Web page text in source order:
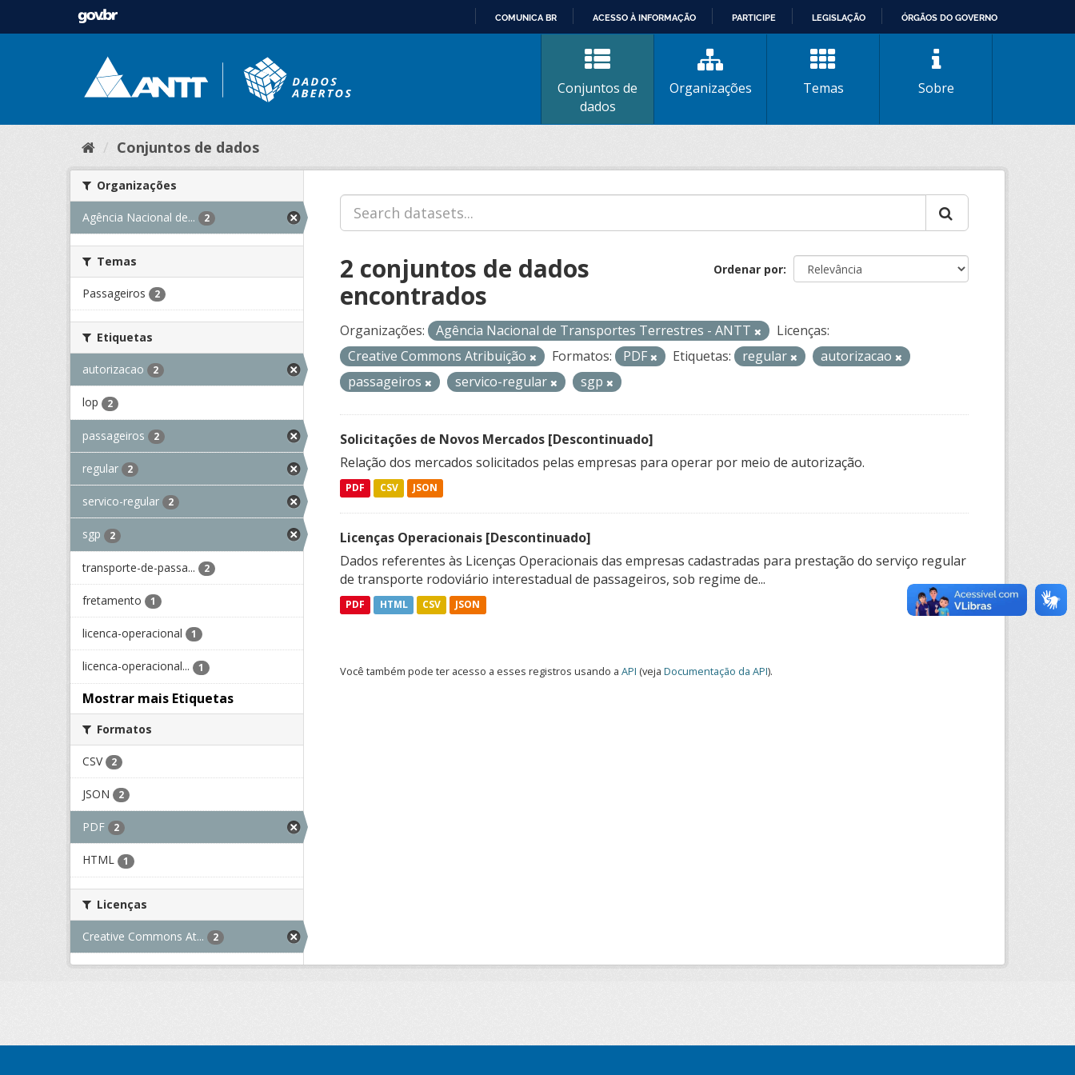
CONTEÚDO
COMUNICA BR ACESSO À INFORMAÇÃO PARTICIPE LEGISLAÇÃO ÓRGÃOS DO GOVERNO
Conjuntos de
dados
Organizações Temas Sobre
Conjuntos de dados
Organizações
Agência Nacional de... 2
Temas
Passageiros 2
Etiquetas
autorizacao 2
lop 2
passageiros 2
regular 2
servico-regular 2
sgp 2
transporte-de-passa... 2
fretamento 1
licenca-operacional 1
licenca-operacional... 1
Mostrar mais Etiquetas
Formatos
CSV 2
JSON 2
PDF 2
HTML 1
Licenças
Creative Commons At... 2
Ordenar por
2 conjuntos de dados
encontrados
Organizações: Agência Nacional de Transportes Terrestres - ANTT
Licenças:
Creative Commons Atribuição
Formatos: PDF Etiquetas: regular
autorizacao
passageiros
servico-regular sgp
Solicitações de Novos Mercados [Descontinuado]
Relação dos mercados solicitados pelas empresas para operar por meio de autorização.
PDF CSV JSON
Licenças Operacionais [Descontinuado]
Dados referentes às Licenças Operacionais das empresas cadastradas para prestação do serviço regular
de transporte rodoviário interestadual de passageiros, sob regime de...
PDF HTML CSV JSON
Você também pode ter acesso a esses registros usando a API (veja Documentação da API).